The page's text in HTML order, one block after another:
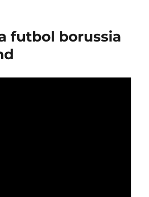
futbol borussia